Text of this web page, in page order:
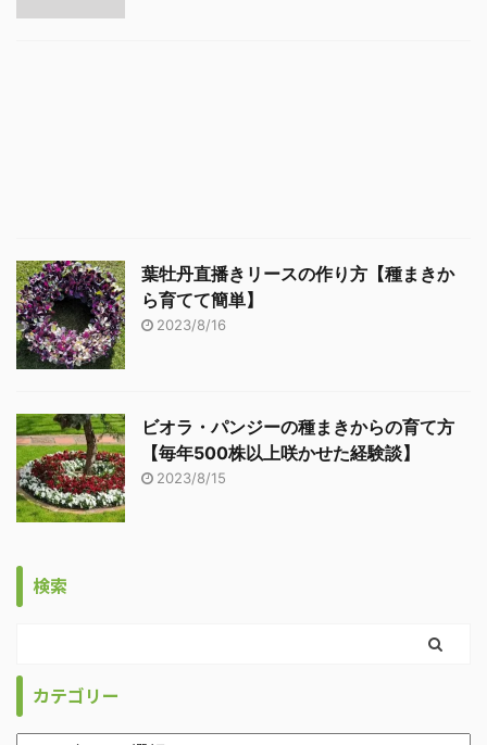
葉牡丹直播きリースの作り方【種まきか
ら育てて簡単】
2023/8/16
ビオラ・パンジーの種まきからの育て方
【毎年500株以上咲かせた経験談】
2023/8/15
検索
カテゴリー